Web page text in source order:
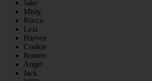
Jake
Misty
Rocco
Lexi
Harvey
Cookie
Romeo
Angel
Jack